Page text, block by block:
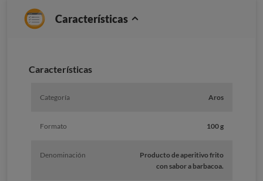
Características
Características
Categoría Aros
Formato 100 g
Denominación
Producto de aperitivo frito
con sabor a barbacoa.